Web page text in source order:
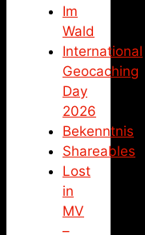
Im
Wald
International
Geocaching
Day
2026
Bekenntnis
Shareables
Lost
in
MV
–